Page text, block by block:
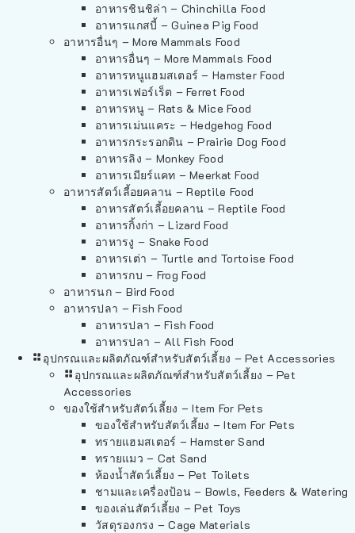
อาหารชินชิล่า – Chinchilla Food
อาหารแกสบี้ – Guinea Pig Food
อาหารอื่นๆ – More Mammals Food
อาหารอื่นๆ – More Mammals Food
อาหารหนูแฮมสเตอร์ – Hamster Food
อาหารเฟอร์เร็ต – Ferret Food
อาหารหนู – Rats & Mice Food
อาหารเม่นแคระ – Hedgehog Food
อาหารกระรอกดิน – Prairie Dog Food
อาหารลิง – Monkey Food
อาหารเมียร์แคท – Meerkat Food
อาหารสัตว์เลี้อยคลาน – Reptile Food
อาหารสัตว์เลี้อยคลาน – Reptile Food
อาหารกิ้งก่า – Lizard Food
อาหารงู – Snake Food
อาหารเต่า – Turtle and Tortoise Food
อาหารกบ – Frog Food
อาหารนก – Bird Food
อาหารปลา – Fish Food
อาหารปลา – Fish Food
อาหารปลา – All Fish Food
อุปกรณและผลิตภัณฑ์สำหรับสัตว์เลี้ยง – Pet Accessories
อุปกรณและผลิตภัณฑ์สำหรับสัตว์เลี้ยง – Pet
Accessories
ของใช้สำหรับสัตว์เลี้ยง – Item For Pets
ของใช้สำหรับสัตว์เลี้ยง – Item For Pets
ทรายแฮมสเตอร์ – Hamster Sand
ทรายแมว – Cat Sand
ห้องน้ำสัตว์เลี้ยง – Pet Toilets
ชามและเครื่องป้อน – Bowls, Feeders & Watering
ของเล่นสัตว์เลี้ยง – Pet Toys
วัสดุรองกรง – Cage Materials